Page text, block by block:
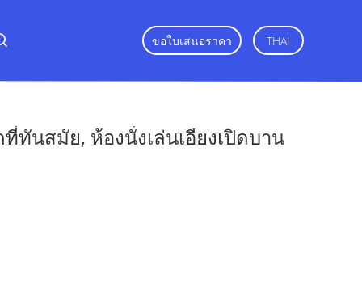
ขอใบเสนอราคา THAI
ทันสมัย, ห้องนั่งเล่นเอียงเปิดบาน